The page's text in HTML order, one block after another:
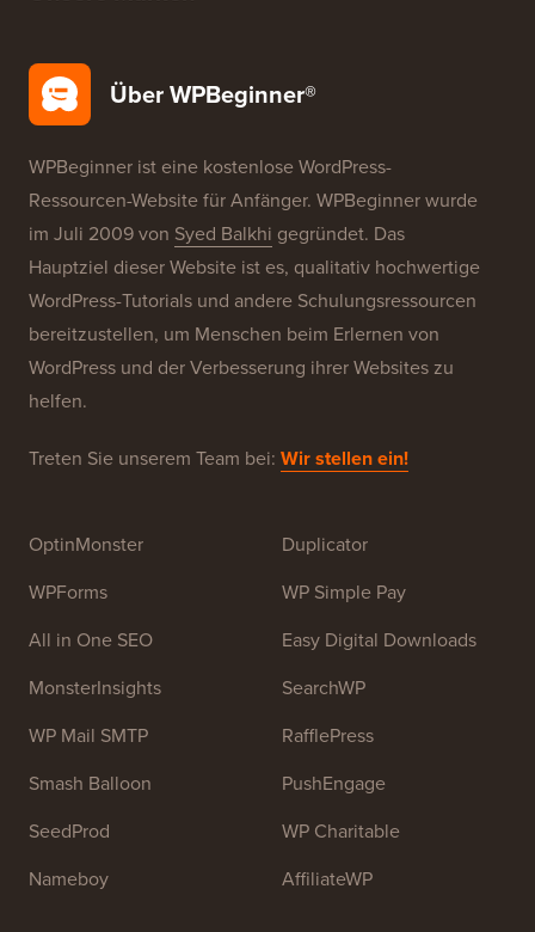
Kostenlose Blog-Einrichtung
Unsere Marken
Über WPBeginner®
WPBeginner ist eine kostenlose WordPress-
Ressourcen-Website für Anfänger. WPBeginner wurde
Hauptziel dieser Website ist es, qualitativ hochwertige
WordPress und der Verbesserung ihrer Websites zu
helfen.
Treten Sie unserem Team bei: Wir stellen ein!
OptinMonster
WPForms
All in One SEO
Duplicator
WP Simple Pay
Easy Digital Downloads